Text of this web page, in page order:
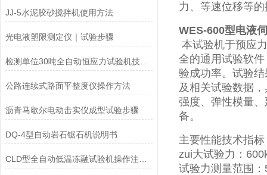
JJ-5水泥胶砂搅拌机使用方法
光电液塑限测定仪｜试验步骤
检测单位30吨全自动恒应力试验机技术要求
公路连续式路面平整度仪操作方法
沥青马歇尔电动击实仪成型试验步骤
DQ-4型自动岩石锯石机说明书
力、等速位移等
WES-600型电液
本试验机于预应
全的通用试验软
验成功率。试验
及相关试验数据
强度、弹性模量
备。
主要性能技术指标
zui大试验力：
试验力测量范围